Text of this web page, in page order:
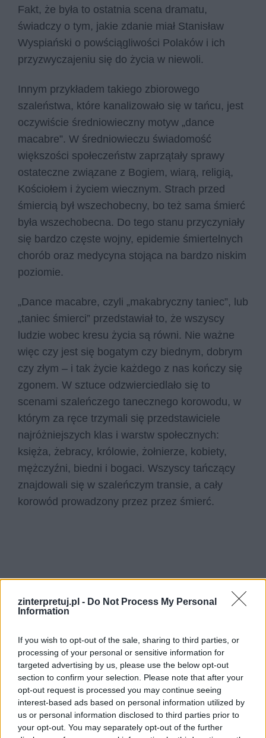
zinterpretuj.pl - Do Not Process My Personal
Information
If you wish to opt-out of the sale, sharing to third parties, or
processing of your personal or sensitive information for
targeted advertising by us, please use the below opt-out
section to confirm your selection. Please note that after your
opt-out request is processed you may continue seeing
interest-based ads based on personal information utilized by
us or personal information disclosed to third parties prior to
your opt-out. You may separately opt-out of the further
Fakt, że była to ostatnia scena dramatu,
świadczy o tym, jakie zdanie miał Stanisław
Wyspiański o powściągliwości Polaków i ich
przyzwyczajeniu się do życia w niewoli.
Innym przykładem takiego zbiorowego
szaleństwa, które kanalizowało się w tańcu, jest
oczywiście średniowieczny motyw „dance
macabre”. W średniowieczu świadomość
większości społeczeństw zaprzątały sprawy
ostateczne związane z Bogiem, wiarą, religią,
Kościołem i życiem wiecznym. Strach przed
śmiercią był wszechobecny, bo też sama śmierć
była wszechobecna. Do tego stanu przyczyniały
się bardzo częste wojny, epidemie śmiertelnych
chorób oraz medycyna stojąca na bardzo niskim
poziomie.
„Dance macabre, czyli „makabryczny taniec”, lub
„taniec śmierci” przedstawiał to, że wszyscy
ludzie wobec kresu życia są równi. Nie ważne
więc czy jest się bogatym czy biednym, dobrym
czy złym – i tak życie każdego z nas kończy się
zgonem. W sztuce odzwierciedlało się to
scenami szaleńczego tanecznego korowodu, w
którym za ręce trzymali się przedstawiciele
najróżniejszych klas i warstw społecznych:
księża, żebracy, królowie, żołnierze, kobiety,
mężczyźni, biedni i bogaci. Wszyscy tańczący
znajdowali się w szaleńczym transie, a cały
korowód prowadzony przez przez śmierć.